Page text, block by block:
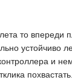
то
устойчиво
и